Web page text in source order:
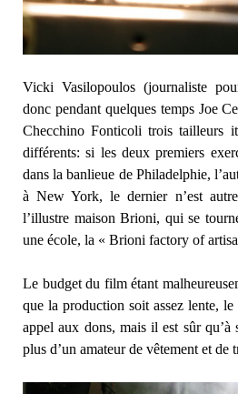
Vicki Vasilopoulos (journaliste
donc pendant quelques temps Joe
Checchino Fonticoli trois tailleurs
différents: si les deux premiers
dans la banlieue de Philadelphie,
à New York, le dernier n’est
l’illustre maison Brioni, qui se
une école, la « Brioni factory of
Le budget du film étant
que la production soit assez lente,
appel aux dons, mais il est sûr qu’à
plus d’un amateur de vêtement et de